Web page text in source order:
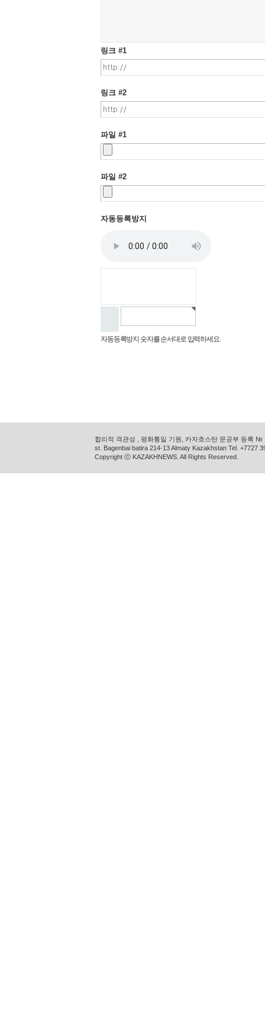
링크 #1
링크 #2
파일 #1
파일 #2
자동등록방지
자동등록방지 숫자를 순서대로 입력하세요.
합리적 객관성 , 평화통일 기원, 카자흐스탄 문공부 등록
st. Bagenbai batira 214-13 Almaty Kazakhstan Tel. +7727
Copyright ⓒ KAZAKHNEWS. All Rights Reserved.